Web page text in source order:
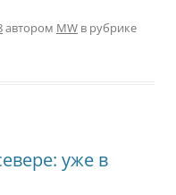
автором MW в рубрике
уже в